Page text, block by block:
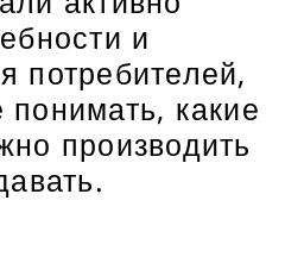
и
потребителей,
какие
производить